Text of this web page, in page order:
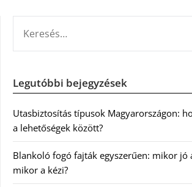
Legutóbbi bejegyzések
Utasbiztosítás típusok Magyarországon:
a lehetőségek között?
Blankoló fogó fajták egyszerűen: mikor jó
mikor a kézi?